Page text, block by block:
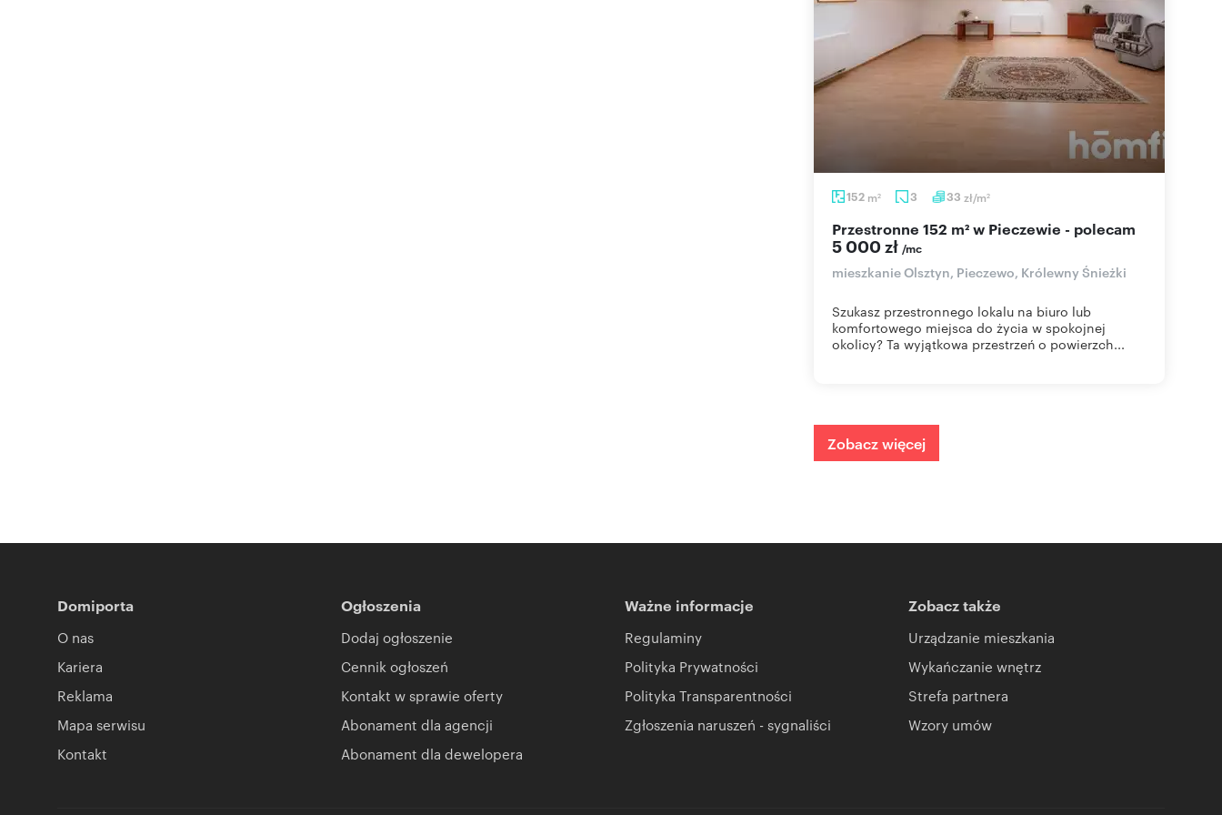
152 m2 3 33 zł/m2
Przestronne 152 m² w Pieczewie - polecam
5 000 zł /mc
mieszkanie Olsztyn, Pieczewo, Królewny Śnieżki
Szukasz przestronnego lokalu na biuro lub
komfortowego miejsca do życia w spokojnej
okolicy? Ta wyjątkowa przestrzeń o powierzch...
Zobacz więcej
Domiporta
O nas
Kariera
Reklama
Mapa serwisu
Kontakt
Ogłoszenia
Dodaj ogłoszenie
Cennik ogłoszeń
Kontakt w sprawie oferty
Abonament dla agencji
Abonament dla dewelopera
Ważne informacje
Regulaminy
Polityka Prywatności
Polityka Transparentności
Zgłoszenia naruszeń - sygnaliści
Zobacz także
Urządzanie mieszkania
Wykańczanie wnętrz
Strefa partnera
Wzory umów